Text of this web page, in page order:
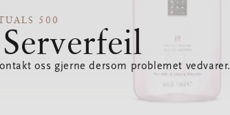
500
oss gjerne dersom problemet vedvarer.